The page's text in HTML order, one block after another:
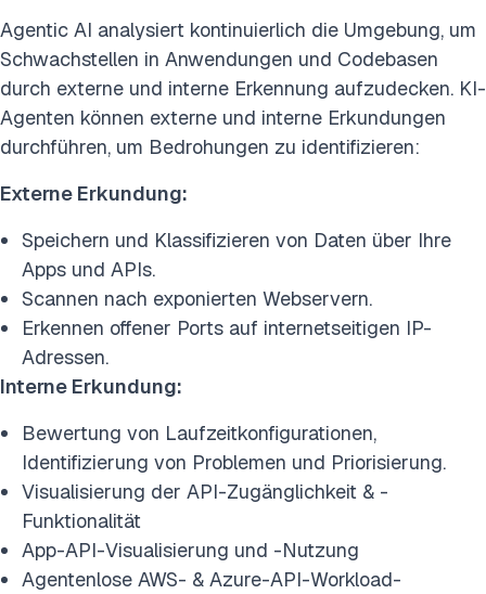
Agentic AI analysiert kontinuierlich die Umgebung, um
Schwachstellen in Anwendungen und Codebasen
durch externe und interne Erkennung aufzudecken. KI-
Agenten können externe und interne Erkundungen
durchführen, um Bedrohungen zu identifizieren:
Externe Erkundung:
Speichern und Klassifizieren von Daten über Ihre
Apps und APIs.
Scannen nach exponierten Webservern.
Erkennen offener Ports auf internetseitigen IP-
Adressen.
Interne Erkundung:
Bewertung von Laufzeitkonfigurationen,
Identifizierung von Problemen und Priorisierung.
Visualisierung der API-Zugänglichkeit & -
Funktionalität
App-API-Visualisierung und -Nutzung
Agentenlose AWS- & Azure-API-Workload-